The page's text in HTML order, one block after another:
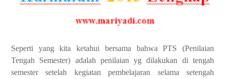
Seperti yang kita ketahui bersama bahwa PTS (Penilaian
Tengah Semester) adalah penilaian yg dilakukan di tengah
semester setelah kegiatan pembelajaran selama setengah